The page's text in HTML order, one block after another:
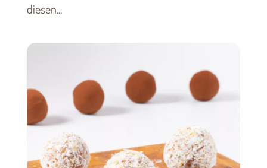
diesen...